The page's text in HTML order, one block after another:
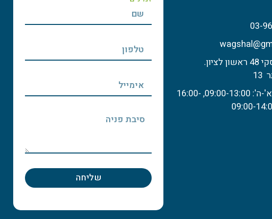
שעות פעילות: א'-ה': 09:00-13:00, 16:00-
שליחה